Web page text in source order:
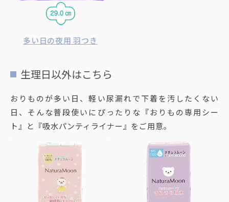
多い日の夜用 羽つき
生理日以外はこちら
おりものが多い日、軽い尿漏れで下着を汚したくない
日、そんな普段使いにぴったりな『おりもの専用シー
ト』と『吸水パンティライナー』をご用意。